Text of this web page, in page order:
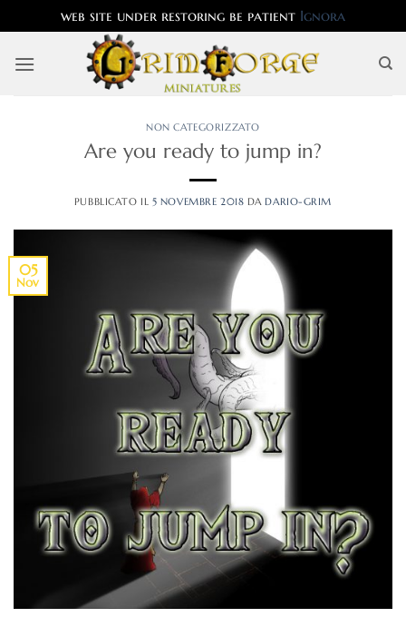
web site under restoring be patient Ignora
NON CATEGORIZZATO
Are you ready to jump in?
PUBBLICATO IL 5 NOVEMBRE 2018 DADARIO-GRIM
05
Nov